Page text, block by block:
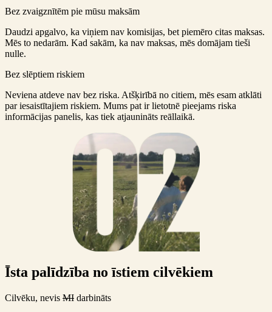
Bez zvaigznītēm pie mūsu maksām
Daudzi apgalvo, ka viņiem nav komisijas, bet piemēro citas maksas.
Mēs to nedarām. Kad sakām, ka nav maksas, mēs domājam tieši
nulle.
Bez slēptiem riskiem
Neviena atdeve nav bez riska. Atšķirībā no citiem, mēs esam atklāti
par iesaistītajiem riskiem. Mums pat ir lietotnē pieejams riska
informācijas panelis, kas tiek atjaunināts reāllaikā.
Īsta palīdzība no īstiem cilvēkiem
Cilvēku, nevis MI darbināts